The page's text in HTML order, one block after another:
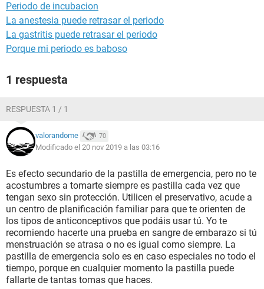
Periodo de incubacion
La anestesia puede retrasar el periodo
La gastritis puede retrasar el periodo
Porque mi periodo es baboso
1 respuesta
RESPUESTA 1 / 1
valorandome 70
Modificado el 20 nov 2019 a las 03:16
Es efecto secundario de la pastilla de emergencia, pero no te
acostumbres a tomarte siempre es pastilla cada vez que
tengan sexo sin protección. Utilicen el preservativo, acude a
un centro de planificación familiar para que te orienten de
los tipos de anticonceptivos que podáis usar tú. Yo te
recomiendo hacerte una prueba en sangre de embarazo si tú
menstruación se atrasa o no es igual como siempre. La
pastilla de emergencia solo es en caso especiales no todo el
tiempo, porque en cualquier momento la pastilla puede
fallarte de tantas tomas que haces.